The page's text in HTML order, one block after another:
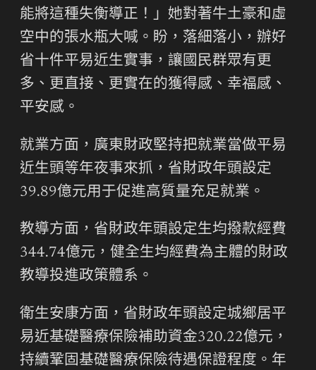
能將這種失衡導正！」她對著牛土豪和虛
空中的張水瓶大喊。盼，落細落小，辦好
省十件平易近生實事，讓國民群眾有更
多、更直接、更實在的獲得感、幸福感、
平安感。
就業方面，廣東財政堅持把就業當做平易
近生頭等年夜事來抓，省財政年頭設定
39.89億元用于促進高質量充足就業。
教導方面，省財政年頭設定生均撥款經費
344.74億元，健全生均經費為主體的財政
教導投進政策體系。
衛生安康方面，省財政年頭設定城鄉居平
易近基礎醫療保險補助資金320.22億元，
持續鞏固基礎醫療保險待遇保證程度。年